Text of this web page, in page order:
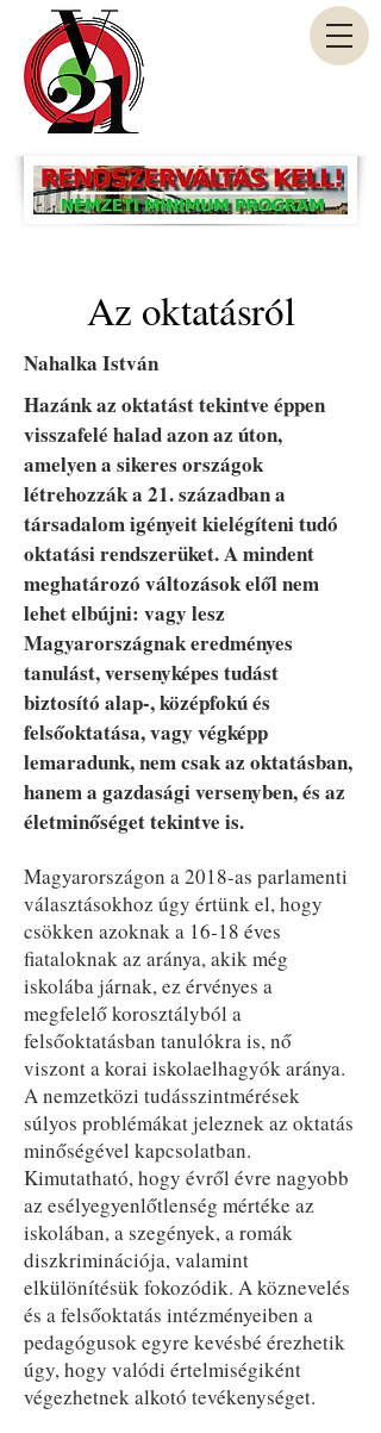
Az oktatásról
Nahalka István
Hazánk az oktatást tekintve éppen
visszafelé halad azon az úton,
amelyen a sikeres országok
létrehozzák a 21. században a
társadalom igényeit kielégíteni tudó
oktatási rendszerüket. A mindent
meghatározó változások elől nem
lehet elbújni: vagy lesz
Magyarországnak eredményes
tanulást, versenyképes tudást
biztosító alap-, középfokú és
felsőoktatása, vagy végképp
lemaradunk, nem csak az oktatásban,
hanem a gazdasági versenyben, és az
életminőséget tekintve is.
Magyarországon a 2018-as parlamenti
választásokhoz úgy értünk el, hogy
csökken azoknak a 16-18 éves
fiataloknak az aránya, akik még
iskolába járnak, ez érvényes a
megfelelő korosztályból a
felsőoktatásban tanulókra is, nő
viszont a korai iskolaelhagyók aránya.
A nemzetközi tudásszintmérések
súlyos problémákat jeleznek az oktatás
minőségével kapcsolatban.
Kimutatható, hogy évről évre nagyobb
az esélyegyenlőtlenség mértéke az
iskolában, a szegények, a romák
diszkriminációja, valamint
elkülönítésük fokozódik. A köznevelés
és a felsőoktatás intézményeiben a
pedagógusok egyre kevésbé érezhetik
úgy, hogy valódi értelmiségiként
végezhetnek alkotó tevékenységet.